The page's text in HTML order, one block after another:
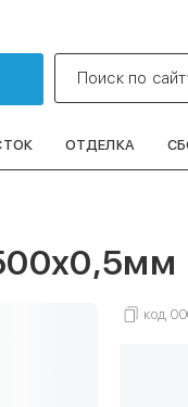
Поиск по
ОТДЕЛКА
код